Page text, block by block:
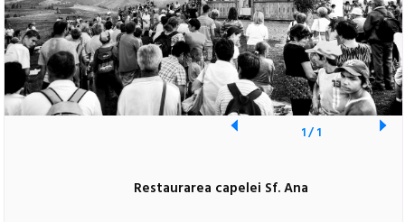
Restaurarea capelei Sf. Ana
1/1